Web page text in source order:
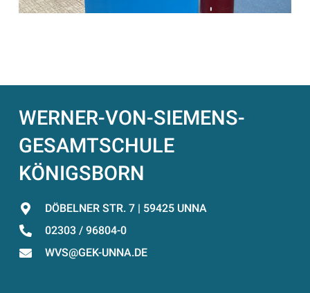
WERNER-VON-SIEMENS-
GESAMTSCHULE
KÖNIGSBORN
DÖBELNER STR. 7 | 59425 UNNA
02303 / 96804-0
WVS@GEK-UNNA.DE